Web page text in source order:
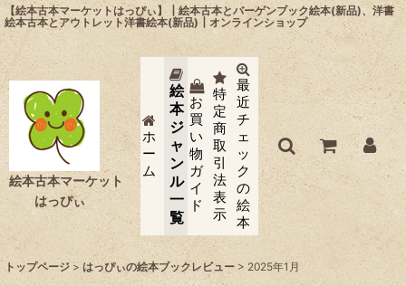
【絵本古本マーケットはっぴぃ】┃絵本古本とバーゲンブック絵本(新品)、洋書
絵本古本とアウトレット洋書絵本(新品)┃オンラインショップ
絵本古本マーケット
はっぴぃ
ホ
ー
ム
絵
本
ジ
ャ
ン
ル
一
覧
お
買
い
物
ガ
イ
ド
特
定
商
取
引
法
表
示
最
近
チ
ェ
ッ
ク
の
絵
本
トップページ > はっぴぃの絵本ブックレビュー > 2025年1月